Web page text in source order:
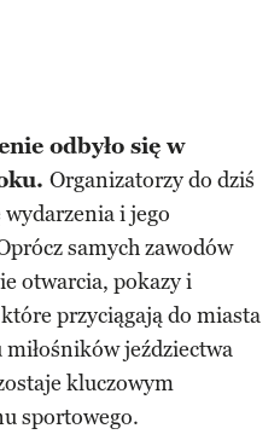
odbyło się w
Organizatorzy do dziś
i jego
samych zawodów
otwarcia, pokazy i
przyciągają do miasta
jeździectwa
kluczowym
sportowego.